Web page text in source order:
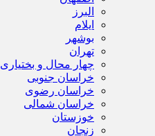
البرز
ایلام
بوشهر
تهران
چهار محال و بختیاری
خراسان جنوبی
خراسان رضوی
خراسان شمالی
خوزستان
زنجان